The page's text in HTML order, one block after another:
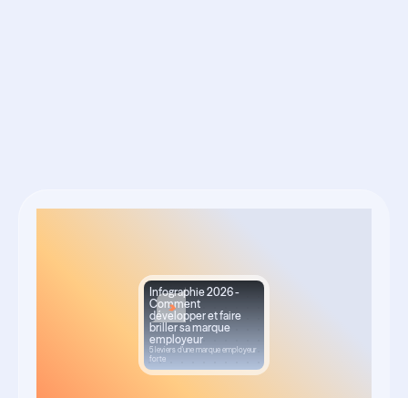
Infographie 2026 -
Comment
développer et faire
briller sa marque
employeur
5 leviers d'une marque employeur
forte